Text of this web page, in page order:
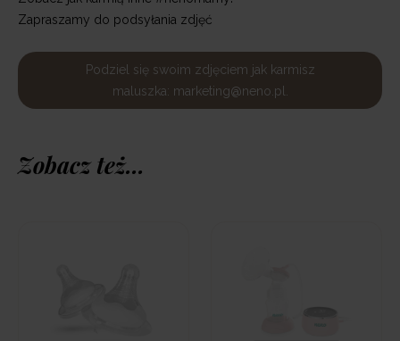
Zapraszamy do podsyłania zdjęć
Podziel się swoim zdjęciem jak karmisz
maluszka: marketing@neno.pl.
Zobacz też...